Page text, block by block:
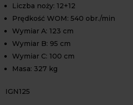
Liczba noży: 12+12
Prędkość WOM: 540 obr./min
Wymiar A: 123 cm
Wymiar B: 95 cm
Wymiar C: 100 cm
Masa: 327 kg
IGN125